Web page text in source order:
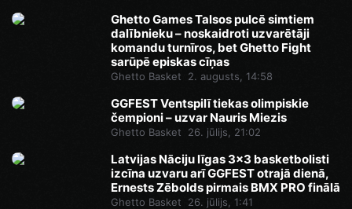
Ghetto Games Talsos pulcē simtiem
dalībnieku – noskaidroti uzvarētāji
komandu turnīros, bet Ghetto Fight
sarūpē episkas cīņas
Ghetto Basket 2. augusts, 14:58
GGFEST Ventspilī tiekas olimpiskie
čempioni – uzvar Nauris Miezis
Ghetto Basket 26. jūlijs, 21:02
Latvijas Nāciju līgas 3x3 basketbolisti
izcīna uzvaru arī GGFEST otrajā dienā,
Ernests Zēbolds pirmais BMX PRO finālā
Ghetto Basket 26. jūlijs, 1:41